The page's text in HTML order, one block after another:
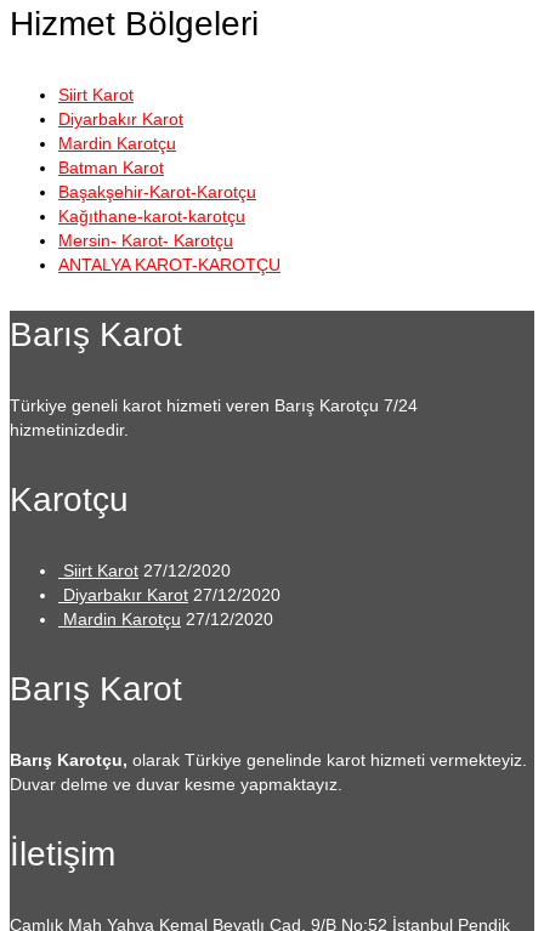
Hizmet Bölgeleri
Siirt Karot
Diyarbakır Karot
Mardin Karotçu
Batman Karot
Başakşehir-Karot-Karotçu
Kağıthane-karot-karotçu
Mersin- Karot- Karotçu
ANTALYA KAROT-KAROTÇU
Barış Karot
Türkiye geneli karot hizmeti veren Barış Karotçu 7/24
hizmetinizdedir.
Karotçu
Siirt Karot 27/12/2020
Diyarbakır Karot 27/12/2020
Mardin Karotçu 27/12/2020
Barış Karot
Barış Karotçu, olarak Türkiye genelinde karot hizmeti vermekteyiz.
Duvar delme ve duvar kesme yapmaktayız.
İletişim
Çamlık Mah Yahya Kemal Beyatlı Cad. 9/B No:52 İstanbul Pendik